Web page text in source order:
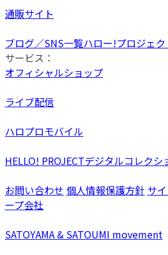
通販サイト
ブログ／SNS一覧ハロー!プロジェ
サービス：
オフィシャルショップ
ライブ配信
ハロプロモバイル
HELLO! PROJECTデジタルコレクシ
お問い合わせ 個人情報保護方針 サ
ープ会社
SATOYAMA & SATOUMI movement